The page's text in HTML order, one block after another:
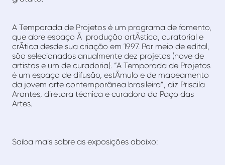
A Temporada de Projetos é um programa de fomento,
que abre espaço Ã produção artÃ­stica, curatorial e
crÃ­tica desde sua criação em 1997. Por meio de edital,
são selecionados anualmente dez projetos (nove de
artistas e um de curadoria). “A Temporada de Projetos
é um espaço de difusão, estÃ­mulo e de mapeamento
da jovem arte contemporânea brasileira”, diz Priscila
Arantes, diretora técnica e curadora do Paço das
Artes.
Saiba mais sobre as exposições abaixo: